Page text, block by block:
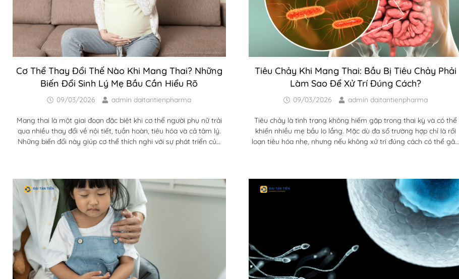
Cơ Thể Thay Đổi Thế Nào Khi Mang Thai? Những
Biến Đổi Sinh Lý Mẹ Bầu Cần Hiểu Rõ
09/03/2026 admin daitantienpharma
Mang thai là một giai đoạn đặc biệt khi cơ thể người phụ nữ trải
qua nhiều thay đổi về nội tiết, tuần hoàn, tiêu hóa và cả tâm lý.
Những biến đổi này giúp cơ thể thích nghi với sự phát triển của
Tiêu Chảy Khi Mang Thai: Bầu Bị Tiêu Chảy Phải
Làm Sao Để Xử Trí Đúng Cách?
09/03/2026 admin daitantienpharma
Tiêu chảy là tình trạng không hiếm gặp trong thai kỳ và có thể
khiến nhiều mẹ bầu lo lắng. Mặc dù đa số trường hợp chỉ là rối
loạn tiêu hóa nhẹ, nhưng nếu không xử trí đúng cách có thể gây